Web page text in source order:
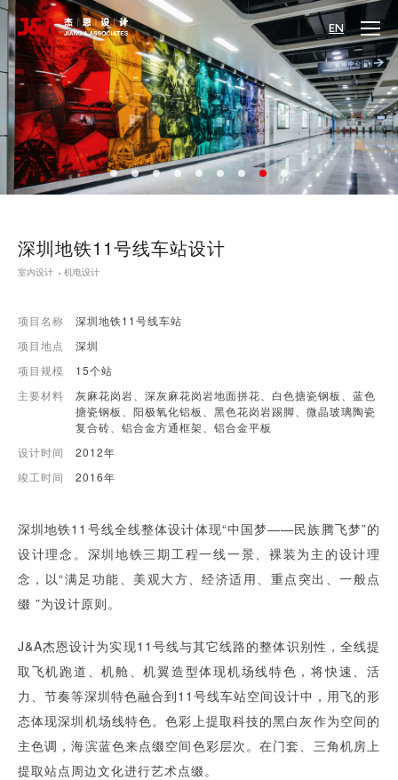
EN
深圳地铁11号线车站设计
室内设计 机电设计
项目名称
深圳地铁11号线车站
项目地点
深圳
项目规模
15个站
主要材料
灰麻花岗岩、深灰麻花岗岩地面拼花、白色搪瓷钢板、蓝色
搪瓷钢板、阳极氧化铝板、黑色花岗岩踢脚、微晶玻璃陶瓷
复合砖、铝合金方通框架、铝合金平板
设计时间
2012年
竣工时间
2016年
深圳地铁11号线全线整体设计体现“中国梦——民族腾飞梦”的
设计理念。深圳地铁三期工程一线一景、裸装为主的设计理
念，以“满足功能、美观大方、经济适用、重点突出、一般点
缀 ”为设计原则。
J&A杰恩设计为实现11号线与其它线路的整体识别性，全线提
取飞机跑道、机舱、机翼造型体现机场线特色，将快速、活
力、节奏等深圳特色融合到11号线车站空间设计中，用飞的形
态体现深圳机场线特色。色彩上提取科技的黑白灰作为空间的
主色调，海滨蓝色来点缀空间色彩层次。在门套、三角机房上
提取站点周边文化进行艺术点缀。